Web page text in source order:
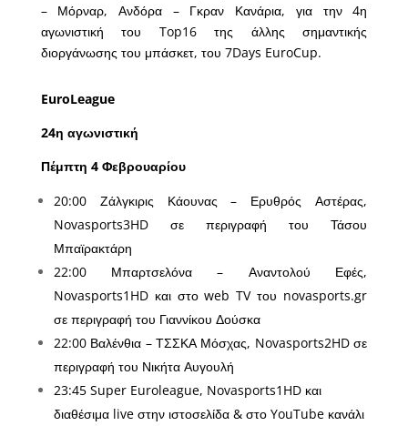
– Μόρναρ, Ανδόρα – Γκραν Κανάρια, για την 4η
αγωνιστική του Top16 της άλλης σημαντικής
διοργάνωσης του μπάσκετ, του 7Days EuroCup.
EuroLeague
24η αγωνιστική
Πέμπτη 4 Φεβρουαρίου
20:00 Ζάλγκιρις Κάουνας – Ερυθρός Αστέρας,
Novasports3HD σε περιγραφή του Τάσου
Μπαϊρακτάρη
22:00 Μπαρτσελόνα – Αναντολού Εφές,
Novasports1HD και στο web TV του novasports.gr
σε περιγραφή του Γιαννίκου Δούσκα
22:00 Βαλένθια – ΤΣΣΚΑ Μόσχας, Novasports2HD σε
περιγραφή του Νικήτα Αυγουλή
23:45 Super Euroleague, Novasports1HD και
διαθέσιμα live στην ιστοσελίδα & στο YouTube κανάλι